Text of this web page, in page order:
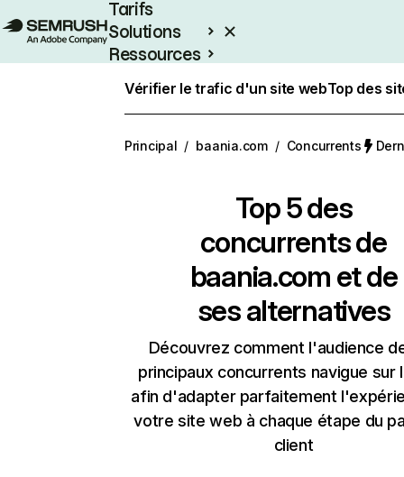
Tarifs
Solutions
Ressources
Vérifier le trafic d'un site webTop des
Principal / baania.com / Concurrents
Top 5 des
concurrents de
baania.com et de
ses alternatives
Découvrez comment l'audience
principaux concurrents navigue sur
afin d'adapter parfaitement
votre site web à chaque étape du
client